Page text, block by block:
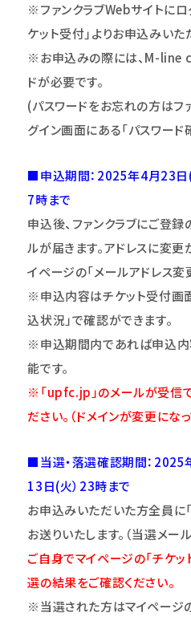
※ファンクラブWebサイトにロ
ケット受付｣よりお申込みいた
※お申込みの際には、M-line
ドが必要です。
(パスワードをお忘れの方はフ
グイン画面にある「パスワード
■申込期間：2025年4月23日(
7時まで
申込後、ファンクラブにご登
ルが届きます。アドレスに変
イページの「メールアドレス変
※申込内容はチケット受付画
込状況」で確認ができます。
※申込期間内であれば申込内
能です。
※「upfc.jp」のメールが受信
ださい。（ドメインが変更になっ
■当選・落選確認期間：2025
13日(火）23時まで
お申込みいただいた方全員に
お送りいたします。（当選メー
ご自身でマイページの「チケッ
選の結果をご確認ください。
※当選された方はマイページの